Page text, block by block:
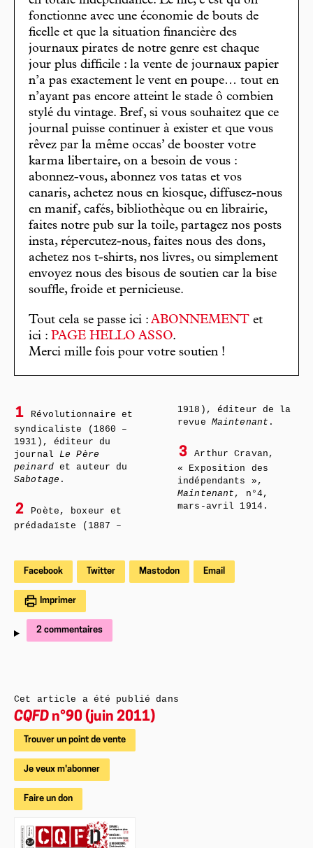
fonctionne avec une économie de bouts de
ficelle et que la situation financière des
journaux pirates de notre genre est chaque
jour plus difficile : la vente de journaux papier
n’a pas exactement le vent en poupe… tout en
n’ayant pas encore atteint le stade ô combien
stylé du vintage. Bref, si vous souhaitez que ce
journal puisse continuer à exister et que vous
rêvez par la même occas’ de booster votre
karma libertaire, on a besoin de vous :
abonnez-vous, abonnez vos tatas et vos
canaris, achetez nous en kiosque, diffusez-nous
en manif, cafés, bibliothèque ou en librairie,
faites notre pub sur la toile, partagez nos posts
insta, répercutez-nous, faites nous des dons,
achetez nos t-shirts, nos livres, ou simplement
envoyez nous des bisous de soutien car la bise
souffle, froide et pernicieuse.
Tout cela se passe ici : ABONNEMENT et
ici : PAGE HELLO ASSO.
Merci mille fois pour votre soutien !
1
Révolutionnaire et
syndicaliste (1860 –
1931), éditeur du
journal Le Père
peinardet auteur du
Sabotage .
2
Poète, boxeur et
prédadaïste (1887 –
1918), éditeur de la
revue Maintenant .
3
Arthur Cravan,
« Exposition des
indépendants »,
Maintenant , n°4,
mars-avril 1914.
Facebook Twitter Mastodon Email
Imprimer
2 commentaires
Cet article a été publié dans
CQFD n°90 (juin 2011)
Trouver un point de vente
Je veux m'abonner
Faire un don